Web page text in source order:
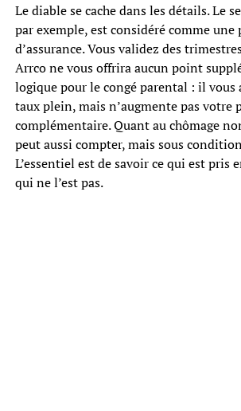
Le diable se cache dans les détails. Le
par exemple, est considéré comme une
d’assurance. Vous validez des
Arrco ne vous offrira aucun point
logique pour le congé parental : il vous
taux plein, mais n’augmente pas votre
complémentaire. Quant au chômage
peut aussi compter, mais sous
L’essentiel est de savoir ce qui est pris
qui ne l’est pas.